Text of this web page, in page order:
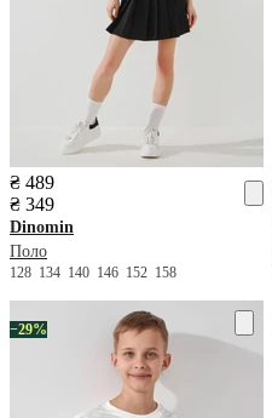
₴ 489
₴ 349
Dinomin
Поло
128 134 140 146 152 158
−29%